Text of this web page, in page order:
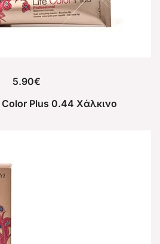
5.90€
Color Plus 0.44 Χάλκινο